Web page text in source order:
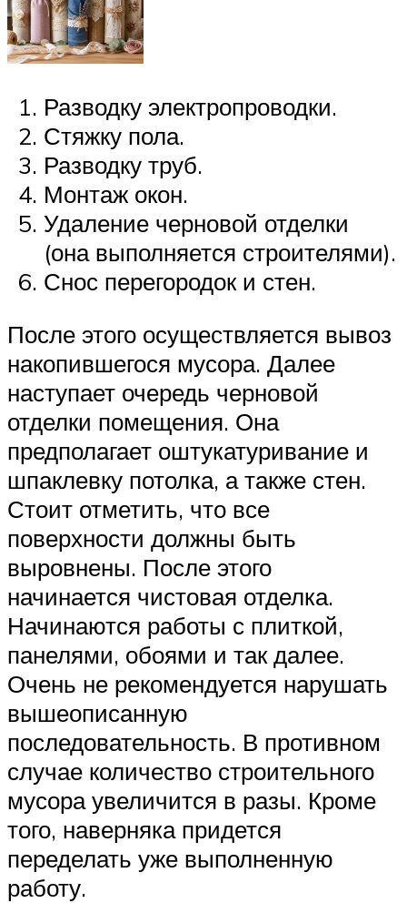
Разводку электропроводки.
Стяжку пола.
Разводку труб.
Монтаж окон.
Удаление черновой отделки
(она выполняется строителями).
Снос перегородок и стен.
После этого осуществляется вывоз
накопившегося мусора. Далее
наступает очередь черновой
отделки помещения. Она
предполагает оштукатуривание и
шпаклевку потолка, а также стен.
Стоит отметить, что все
поверхности должны быть
выровнены. После этого
начинается чистовая отделка.
Начинаются работы с плиткой,
панелями, обоями и так далее.
Очень не рекомендуется нарушать
вышеописанную
последовательность. В противном
случае количество строительного
мусора увеличится в разы. Кроме
того, наверняка придется
переделать уже выполненную
работу.